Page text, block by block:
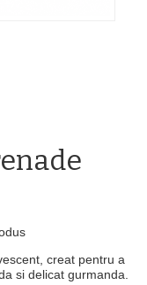
creat pentru a
si delicat gurmanda.